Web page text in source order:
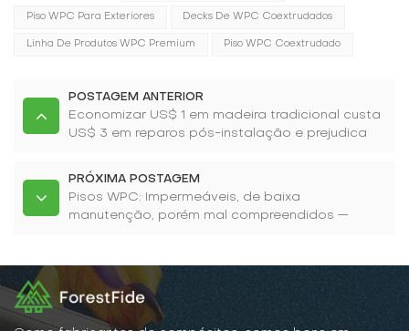
Piso WPC Para Exteriores Decks De WPC Coextrudados
Linha De Produtos WPC Premium Piso WPC Coextrudado
POSTAGEM ANTERIOR
Economizar US$ 1 em madeira tradicional custa
US$ 3 em reparos pós-instalação e prejudica
PRÓXIMA POSTAGEM
Pisos WPC: Impermeáveis, de baixa
manutenção, porém mal compreendidos —